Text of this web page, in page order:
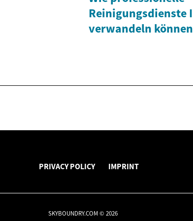
Reinigungsdienste
verwandeln können
PRIVACY POLICY IMPRINT
SKYBOUNDRY.COM © 2026